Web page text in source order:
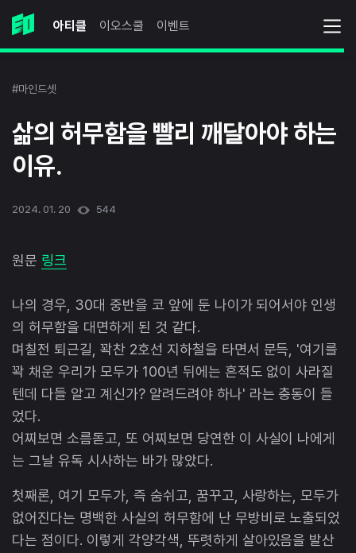
아티클 이오스쿨 이벤트
#마인드셋
삶의 허무함을 빨리 깨달아야 하는
이유.
2024. 01. 20 544
원문 링크
나의 경우, 30대 중반을 코 앞에 둔 나이가 되어서야 인생
의 허무함을 대면하게 된 것 같다.
며칠전 퇴근길, 꽉찬 2호선 지하철을 타면서 문득, '여기를
꽉 채운 우리가 모두가 100년 뒤에는 흔적도 없이 사라질
텐데 다들 알고 계신가? 알려드려야 하나' 라는 충동이 들
었다.
어찌보면 소름돋고, 또 어찌보면 당연한 이 사실이 나에게
는 그날 유독 시사하는 바가 많았다.
첫째론, 여기 모두가, 즉 숨쉬고, 꿈꾸고, 사랑하는, 모두가
없어진다는 명백한 사실의 허무함에 난 무방비로 노출되었
다는 점이다. 이렇게 각양각색, 뚜렷하게 살아있음을 발산